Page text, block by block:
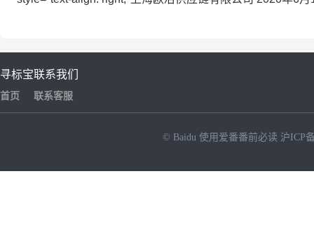
寻标宝
首页
联系我们
联系客服
© Baidu 使用爱番番前必读 沪ICP